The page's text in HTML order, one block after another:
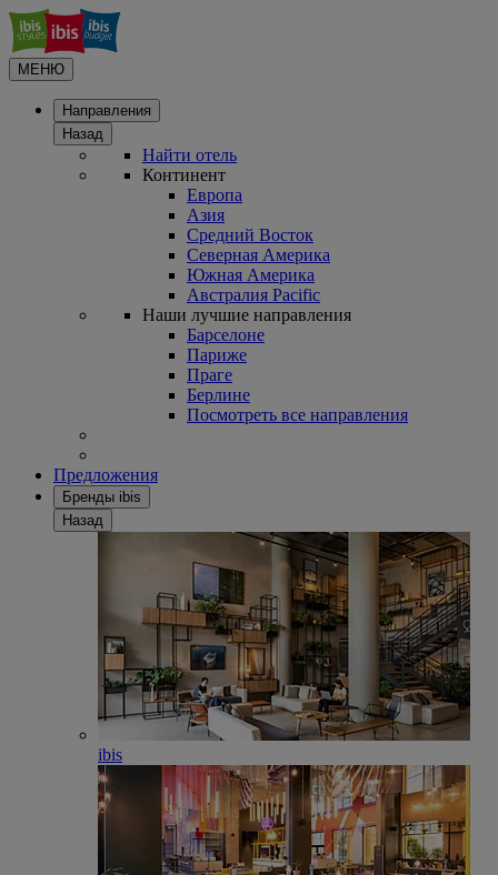
МЕНЮ
Направления
Назад
Найти отель
Континент
Европа
Азия
Средний Восток
Северная Америка
Южная Америка
Австралия Pacific
Наши лучшие направления
Барселоне
Париже
Праге
Берлине
Посмотреть все направления
Предложения
Бренды ibis
Назад
ibis